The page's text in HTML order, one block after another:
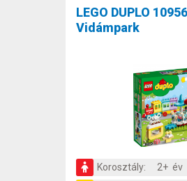
LEGO DUPLO 10956
Vidámpark
Korosztály:
2+ év